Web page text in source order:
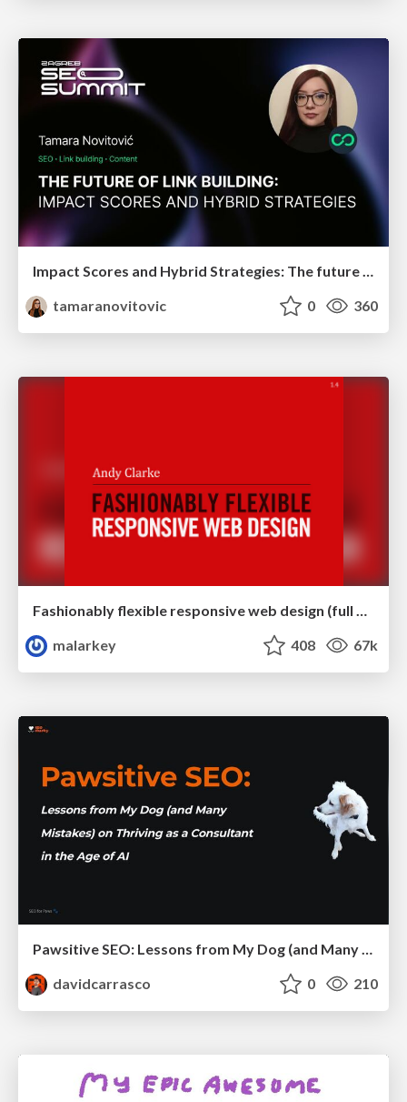
Impact Scores and Hybrid Strategies: The future of link building
tamaranovitovic
0 360
Fashionably flexible responsive web design (full day workshop)
malarkey
408 67k
Pawsitive SEO: Lessons from My Dog (and Many Mistakes) on Thriving as a Consultant in the Age of AI
davidcarrasco
0 210